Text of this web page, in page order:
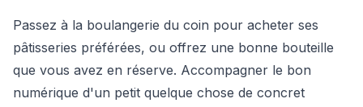
Passez à la boulangerie du coin pour acheter ses
pâtisseries préférées, ou offrez une bonne bouteille
que vous avez en réserve. Accompagner le bon
numérique d'un petit quelque chose de concret